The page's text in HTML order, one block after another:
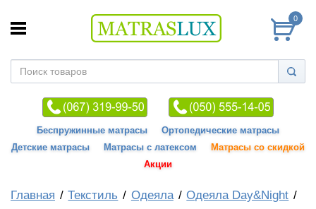
0
Беспружинные матрасы
Ортопедические матрасы
Детские матрасы
Матрасы с латексом
Матрасы со скидкой
Акции
Главная Текстиль Одеяла Одеяла Day&Night